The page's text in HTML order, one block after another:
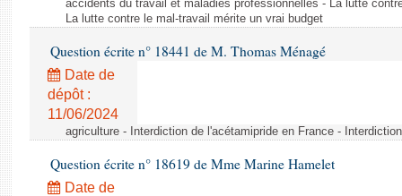
accidents du travail et maladies professionnelles - La lutte
La lutte contre le mal-travail mérite un vrai budget
Question écrite n° 18441 de M. Thomas Ménagé
Date de
dépôt :
11/06/2024
agriculture - Interdiction de l'acétamipride en France -
Question écrite n° 18619 de Mme Marine Hamelet
Date de